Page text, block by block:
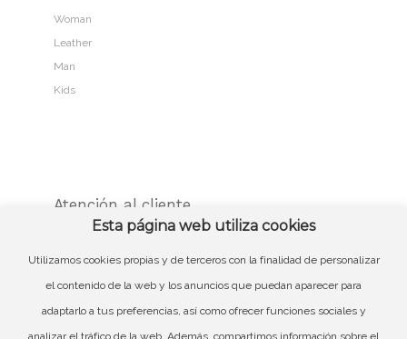
Woman
Leather
Man
Kids
Atención al cliente
Contacto
Guía de compra
Cambios y devoluciones
Córner Web Login
Esta página web utiliza cookies
Utilizamos cookies propias y de terceros con la finalidad de personalizar
el contenido de la web y los anuncios que puedan aparecer para
adaptarlo a tus preferencias, así como ofrecer funciones sociales y
analizar el tráfico de la web. Además, compartimos información sobre el